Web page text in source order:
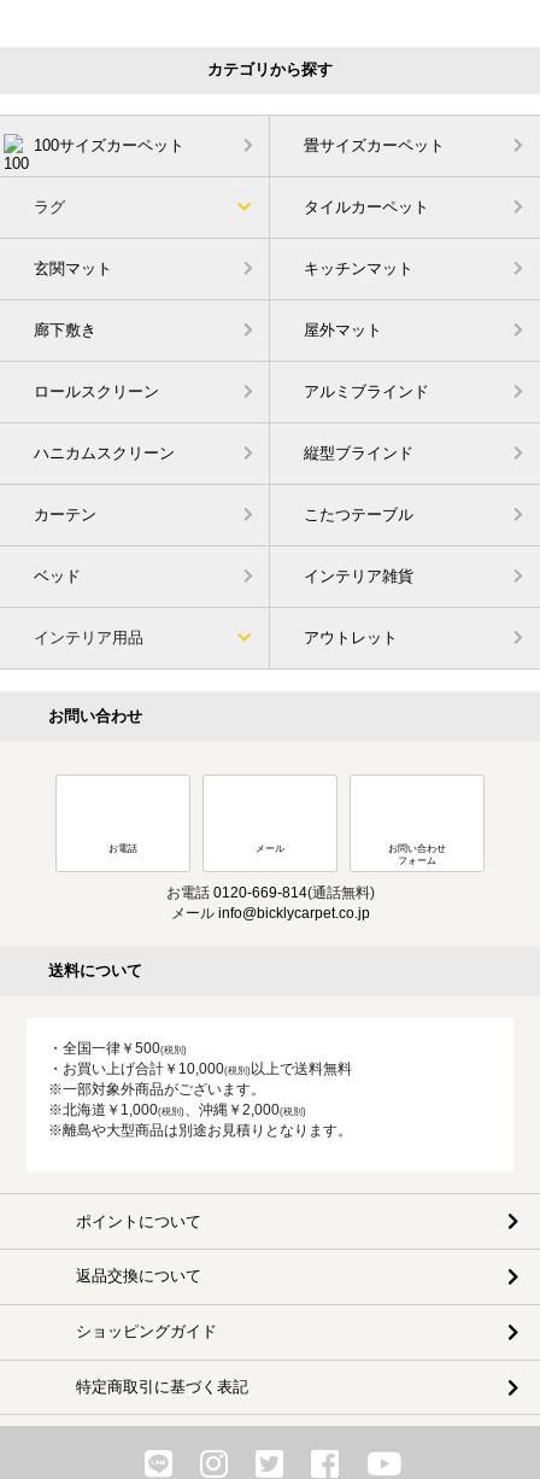
カテゴリから探す
100サイズカーペット 畳サイズカーペット
ラグ タイルカーペット
玄関マット キッチンマット
廊下敷き 屋外マット
ロールスクリーン アルミブラインド
ハニカムスクリーン 縦型ブラインド
カーテン こたつテーブル
ベッド インテリア雑貨
インテリア用品 アウトレット
お問い合わせ
お電話 メール
お問い合わせ
フォーム
お電話 0120-669-814(通話無料)
メール info@bicklycarpet.co.jp
送料について
・全国一律￥500
・お買い上げ合計￥10,000
以上で送料無料
※一部対象外商品がございます。
※北海道￥1,000
、沖縄￥2,000
※離島や大型商品は別途お見積りとなります。
ポイントについて
返品交換について
ショッピングガイド
特定商取引に基づく表記